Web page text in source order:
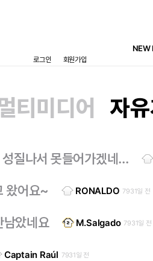
10189536467
알고 있는 것 있습니까? / 가필드: 몰루?
주는거까지
NEW
로그인 회원가입
티미디어 자
질나서 못들어가겠네...
왔어요~ RONALDO 7931일 전
남았네요 M.Salgado 7931일 전
Captain Raúl 7931일 전